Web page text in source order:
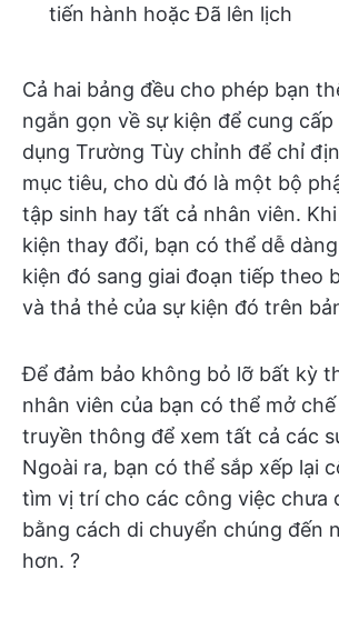
tiến hành hoặc Đã lên lịch
Cả hai bảng đều cho phép bạn
ngắn gọn về sự kiện để cung
dụng Trường Tùy chỉnh để chỉ
mục tiêu, cho dù đó là một bộ
tập sinh hay tất cả nhân viên.
kiện thay đổi, bạn có thể dễ
kiện đó sang giai đoạn tiếp theo
và thả thẻ của sự kiện đó trên
Để đảm bảo không bỏ lỡ bất kỳ
nhân viên của bạn có thể mở
truyền thông để xem tất cả các
Ngoài ra, bạn có thể sắp xếp lại
tìm vị trí cho các công việc chưa
bằng cách di chuyển chúng đến
hơn. ?